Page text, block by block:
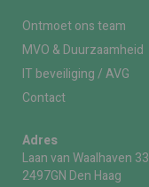
Ontmoet ons team
MVO & Duurzaamheid
IT beveiliging / AVG
Contact
Adres
Laan van Waalhaven 33
2497GN Den Haag